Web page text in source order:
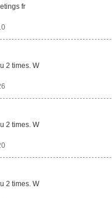
fr
2 times. W
2 times. W
2 times. W